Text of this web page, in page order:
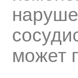
может